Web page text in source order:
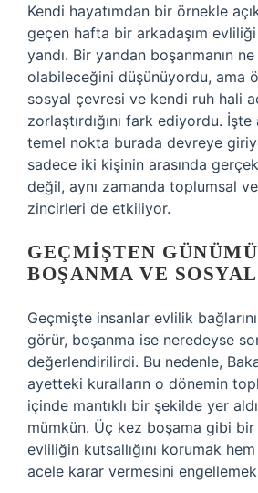
Kendi hayatımdan bir örnekle
geçen hafta bir arkadaşım
yandı. Bir yandan boşanmanın
olabileceğini düşünüyordu, ama
sosyal çevresi ve kendi ruh hali
zorlaştırdığını fark ediyordu.
temel nokta burada devreye
sadece iki kişinin arasında
değil, aynı zamanda toplumsal
zincirleri de etkiliyor.
GEÇMIŞTEN
BOŞANMA VE
Geçmişte insanlar evlilik
görür, boşanma ise neredeyse
değerlendirilirdi. Bu nedenle,
ayetteki kuralların o dönemin
içinde mantıklı bir şekilde yer
mümkün. Üç kez boşama gibi bir
evliliğin kutsallığını korumak
acele karar vermesini engellemek